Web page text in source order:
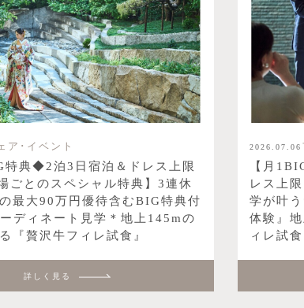
ア･イベント
特典◆2泊3日宿泊＆ドレス上限
ごとのスペシャル特典】3連休
最大90万円優待含むBIG特典付
ディネート見学＊地上145mの
『贅沢牛フィレ試食』
詳しく見る
2026.07.06
【月
レス上
学が叶
体験』
ィレ試食